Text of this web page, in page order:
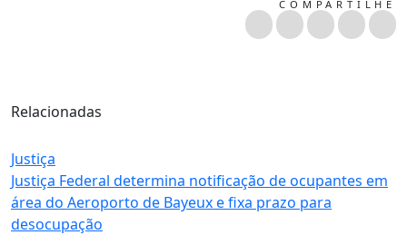
COMPARTILHE
Relacionadas
Justiça
Justiça Federal determina notificação de ocupantes em
área do Aeroporto de Bayeux e fixa prazo para
desocupação